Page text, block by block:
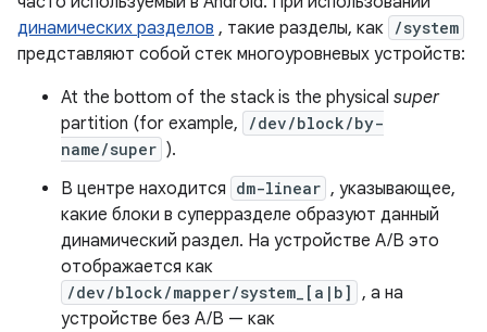
динамических разделов , такие разделы, как /system
представляют собой стек многоуровневых устройств:
At the bottom of the stack is the physical super
partition (for example,
/dev/block/by-
name/super ).
В центре находится dm-linear , указывающее,
какие блоки в суперразделе образуют данный
динамический раздел. На устройстве A/B это
отображается как
/dev/block/mapper/system_[a|b] , а на
устройстве без A/B — как